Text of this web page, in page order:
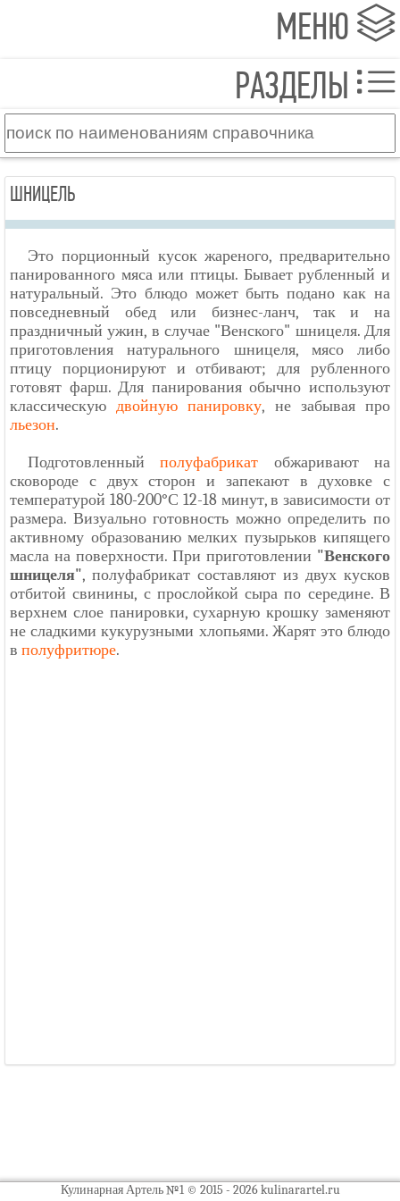
МЕНЮ
РАЗДЕЛЫ
ШНИЦЕЛЬ
Это порционный кусок жареного, предварительно
панированного мяса или птицы. Бывает рубленный и
натуральный. Это блюдо может быть подано как на
повседневный обед или бизнес-ланч, так и на
праздничный ужин, в случае "Венского" шницеля. Для
приготовления натурального шницеля, мясо либо
птицу порционируют и отбивают; для рубленного
готовят фарш. Для панирования обычно используют
классическуюдвойную панировку, не забывая про
льезон.
Подготовленныйполуфабрикат обжаривают на
сковороде с двух сторон и запекают в духовке с
температурой 180-200°С 12-18 минут, в зависимости от
размера. Визуально готовность можно определить по
активному образованию мелких пузырьков кипящего
масла на поверхности. При приготовлении "Венского
шницеля", полуфабрикат составляют из двух кусков
отбитой свинины, с прослойкой сыра по середине. В
верхнем слое панировки, сухарную крошку заменяют
не сладкими кукурузными хлопьями. Жарят это блюдо
в полуфритюре.
Кулинарная Артель №1 © 2015 - 2026 kulinarartel.ru